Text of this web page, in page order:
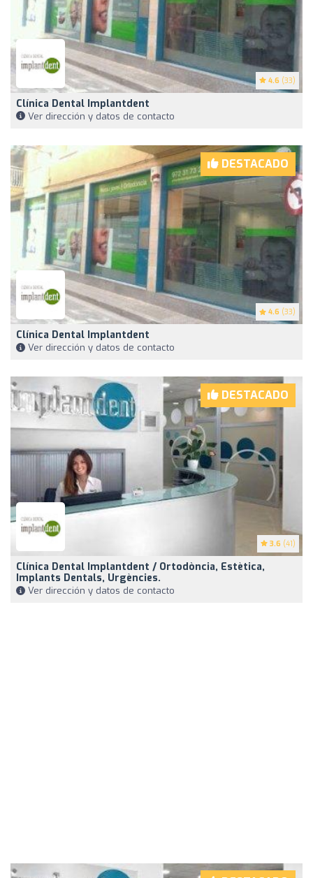
4.6 (33)
Clínica Dental Implantdent
Ver dirección y datos de contacto
DESTACADO
4.6 (33)
Clínica Dental Implantdent
Ver dirección y datos de contacto
DESTACADO
3.6 (41)
Clínica Dental Implantdent / Ortodòncia, Estètica,
Implants Dentals, Urgències.
Ver dirección y datos de contacto